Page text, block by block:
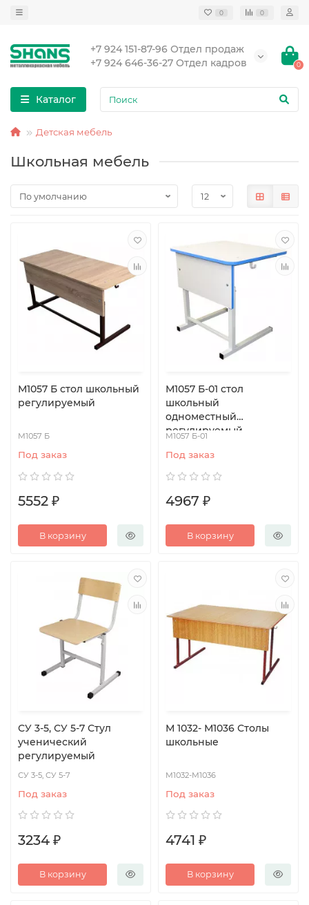
0 0
+7 924 151-87-96 Отдел продаж
+7 924 646-36-27 Отдел кадров
0
Каталог
Детская мебель
Школьная мебель
М1057 Б стол школьный
регулируемый
М1057 Б
Под заказ
5552 ₽
В корзину
М1057 Б-01 стол
школьный
одноместный
регулируемый
М1057 Б-01
Под заказ
4967 ₽
В корзину
СУ 3-5, СУ 5-7 Стул
ученический
регулируемый
СУ 3-5, СУ 5-7
Под заказ
3234 ₽
В корзину
М 1032- М1036 Столы
школьные
М1032-М1036
Под заказ
4741 ₽
В корзину